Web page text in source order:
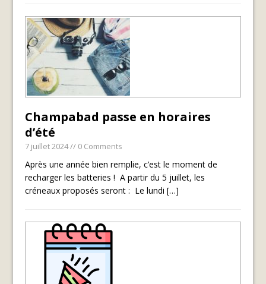
Champabad passe en horaires
d’été
7 juillet 2024// 0 Comments
Après une année bien remplie, c’est le moment de
recharger les batteries ! A partir du 5 juillet, les
créneaux proposés seront : Le lundi[…]